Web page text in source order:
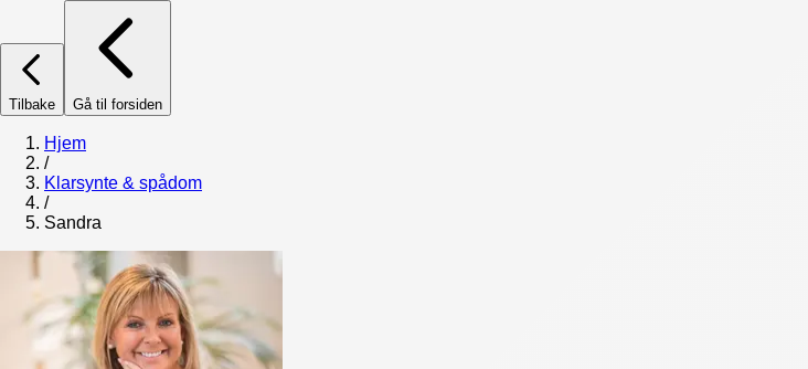
Tilbake Gå til forsiden
Hjem
/
Klarsynte & spådom
/
Sandra